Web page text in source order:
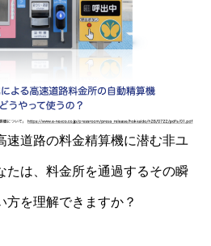
速道路の料金精算機に潜む非ユ
たは、料金所を通過するその瞬
方を理解できますか？